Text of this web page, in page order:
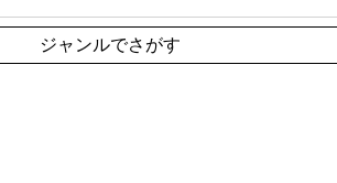
ジャンルでさがす